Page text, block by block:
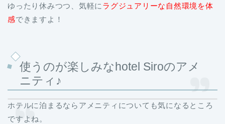
ゆったり休みつつ、気軽に ラグジュアリーな自然環境を体
感できますよ！
使うのが楽しみなhotel Siroのアメ
ニティ♪
ホテルに泊まるならアメニティについても気になるところ
ですよね。